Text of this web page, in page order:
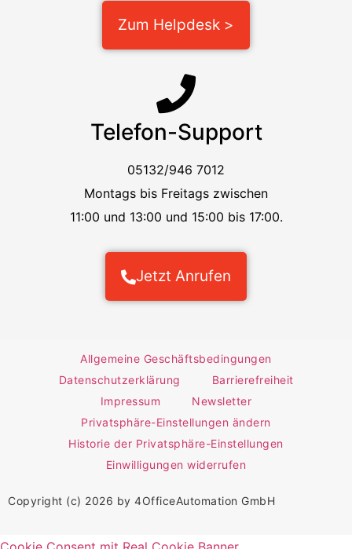
Zum Helpdesk >
Telefon-Support
05132/946 7012
Montags bis Freitags zwischen
11:00 und 13:00 und 15:00 bis 17:00.
Jetzt Anrufen
Allgemeine Geschäftsbedingungen
Datenschutzerklärung
Barrierefreiheit
Impressum
Newsletter
Privatsphäre-Einstellungen ändern
Historie der Privatsphäre-Einstellungen
Einwilligungen widerrufen
Copyright (c) 2026 by 4OfficeAutomation GmbH